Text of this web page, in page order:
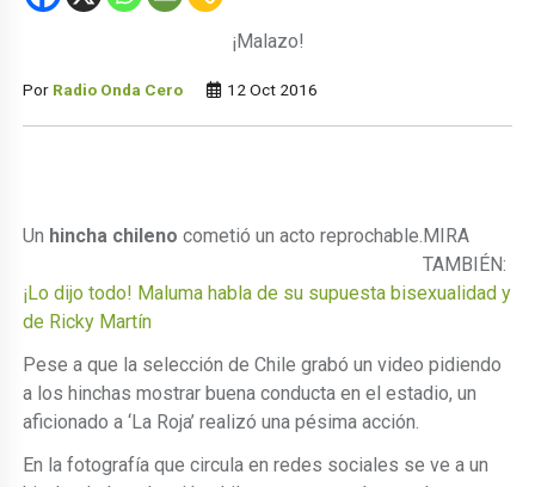
¡Malazo!
Por Radio Onda Cero 12 Oct 2016
Un hincha chileno cometió un acto reprochable. MIRA
TAMBIÉN:
¡Lo dijo todo! Maluma habla de su supuesta bisexualidad y
de Ricky Martín
Pese a que la selección de Chile grabó un video pidiendo
a los hinchas mostrar buena conducta en el estadio, un
aficionado a ‘La Roja’ realizó una pésima acción.
En la fotografía que circula en redes sociales se ve a un